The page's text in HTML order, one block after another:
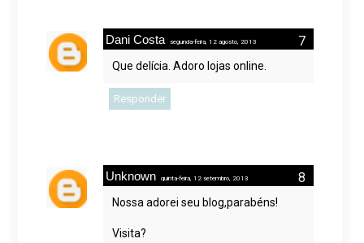
Dani Costa segunda-feira, 12 agosto, 2013
Que delícia. Adoro lojas online.
Responder
Unknown quinta-feira, 12 setembro, 2013
Nossa adorei seu blog,parabéns!
Visita?